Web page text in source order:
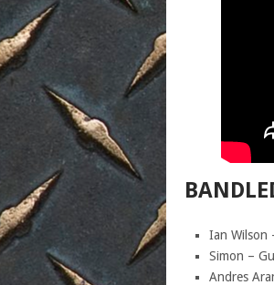
Ian Wilson
Simon –
Andres